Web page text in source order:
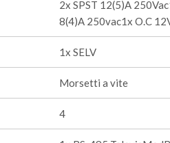
2x SPST 12(5)A
8(4)A 250vac1x O.C
1x SELV
Morsetti a vite
4